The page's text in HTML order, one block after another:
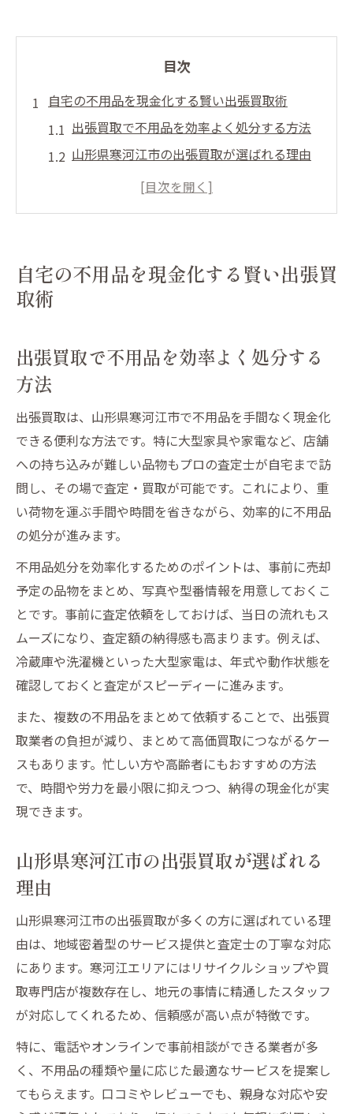
目次
自宅の不用品を現金化する賢い出張買取術
出張買取で不用品を効率よく処分する方法
山形県寒河江市の出張買取が選ばれる理由
不用品の仕分けで出張買取の手間を軽減
山形県寒河江市で安心して不用品を査定
リサイクルショップ利用時の査定基準とは
不用品の査定額が変わるポイントを解説
安心できる出張買取サービスの見極め方
大型家具や家電も手間なく出張買取に依頼
大型不用品も出張買取で手軽に現金化する
方法
家具・家電の出張買取で業者が気を付ける
点
搬出作業も安心の出張買取サービスを選ぶ
コツ
大型品の買取依頼で査定額を上げる工夫
不用品出張買取で重い品を無理なく売却す
る方法
はじめての方必見の出張買取の流れとコツ
初めての出張買取で不用品をスムーズに売
る手順
出張買取の申し込みから現金化までの流れ
ト
信頼の出張買取サービスが選ばれる理由
信頼できる出張買取サービスの見分け方
不用品の出張買取で安心できるポイント
口コミやレビューで選ぶ出張買取業者の特
徴
地域に根ざした出張買取サービスの強み
査定から現金化までサポート体制を解説
自宅の不用品を現金化する賢い出張買
取術
出張買取で不用品を効率よく処分する
方法
出張買取は、山形県寒河江市で不用品を手間なく現金化
できる便利な方法です。特に大型家具や家電など、店舗
への持ち込みが難しい品物もプロの査定士が自宅まで訪
問し、その場で査定・買取が可能です。これにより、重
い荷物を運ぶ手間や時間を省きながら、効率的に不用品
の処分が進みます。
不用品処分を効率化するためのポイントは、事前に売却
予定の品物をまとめ、写真や型番情報を用意しておくこ
とです。事前に査定依頼をしておけば、当日の流れもス
ムーズになり、査定額の納得感も高まります。例えば、
冷蔵庫や洗濯機といった大型家電は、年式や動作状態を
確認しておくと査定がスピーディーに進みます。
また、複数の不用品をまとめて依頼することで、出張買
取業者の負担が減り、まとめて高価買取につながるケー
スもあります。忙しい方や高齢者にもおすすめの方法
で、時間や労力を最小限に抑えつつ、納得の現金化が実
現できます。
山形県寒河江市の出張買取が選ばれる
理由
山形県寒河江市の出張買取が多くの方に選ばれている理
由は、地域密着型のサービス提供と査定士の丁寧な対応
にあります。寒河江エリアにはリサイクルショップや買
取専門店が複数存在し、地元の事情に精通したスタッフ
が対応してくれるため、信頼感が高い点が特徴です。
特に、電話やオンラインで事前相談ができる業者が多
く、不用品の種類や量に応じた最適なサービスを提案し
てもらえます。口コミやレビューでも、親身な対応や安